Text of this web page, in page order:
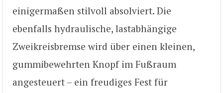
einigermaßen stilvoll absolviert. Die
ebenfalls hydraulische, lastabhängige
Zweikreisbremse wird über einen kleinen,
gummibewehrten Knopf im Fußraum
angesteuert – ein freudiges Fest für